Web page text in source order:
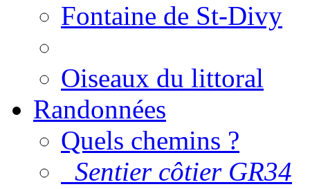
Fontaine de St-Divy
Oiseaux du littoral
Randonnées
Quels chemins ?
Sentier côtier GR34